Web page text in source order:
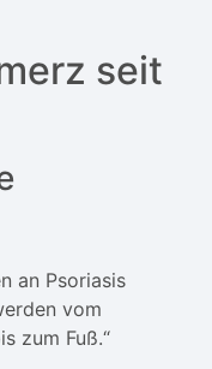
seit
an Psoriasis
vom
zum Fuß.“